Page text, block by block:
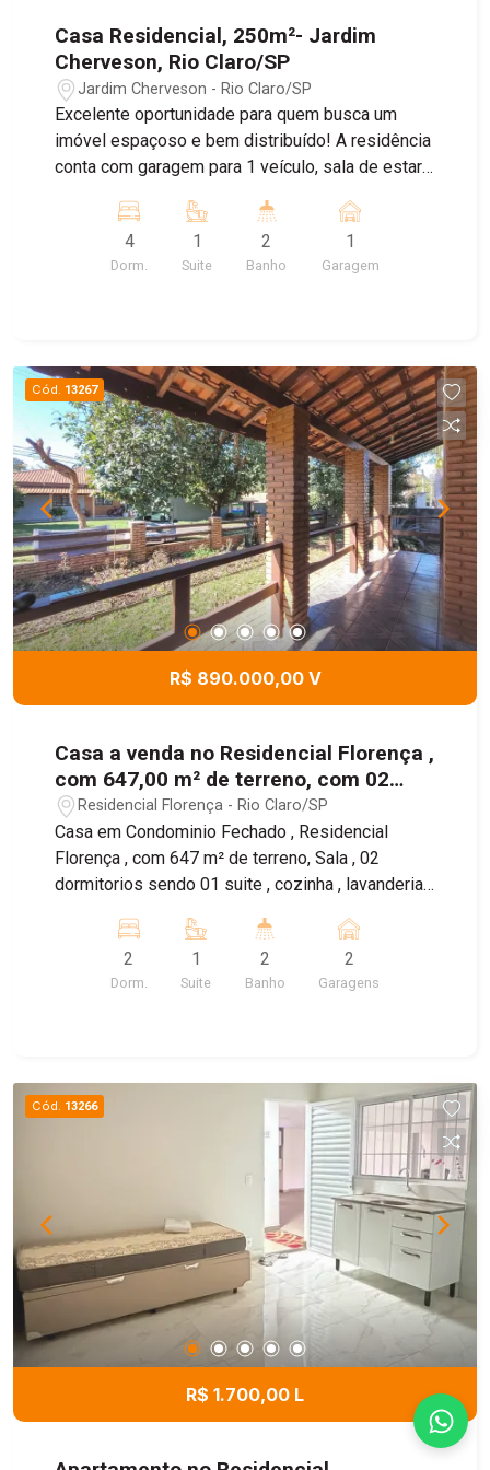
Casa Residencial, 250m²- Jardim
Cherveson, Rio Claro/SP
Jardim Cherveson - Rio Claro/SP
Excelente oportunidade para quem busca um
imóvel espaçoso e bem distribuído! A residência
conta com garagem para 1 veículo, sala de estar
térreo, possui 2 dormitórios, 1 banheiro social,
despensa, um cômodo para armazenamento e
uma segunda cozinha na parte dos fundos,
oferecendo mais conforto e privacidade para a
família. Um imóvel com excelente
aproveitamento dos espaços, ideal para quem
procura conforto, funcionalidade e ambientes
amplos.
4
Dorm.
1
Suite
2
Banho
1
Garagem
Cód. 13267
R$ 890.000,00 V
Casa a venda no Residencial Florença ,
com 647,00 m² de terreno, com 02
dormitórios sendo 01 suíte .
Residencial Florença - Rio Claro/SP
Casa em Condominio Fechado , Residencial
Florença , com 647 m² de terreno, Sala , 02
dormitorios sendo 01 suite , cozinha , lavanderia,
despejo , varanda.
2
Dorm.
1
Suite
2
Banho
2
Garagens
Cód. 13266
R$ 1.700,00 L